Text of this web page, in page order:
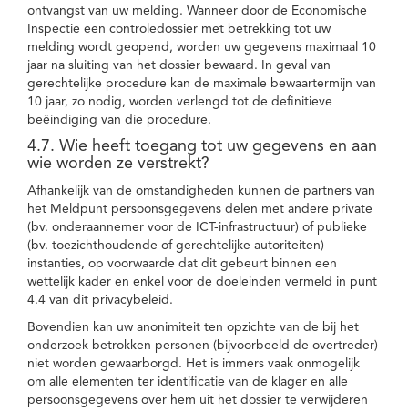
ontvangst van uw melding. Wanneer door de Economische
Inspectie een controledossier met betrekking tot uw
melding wordt geopend, worden uw gegevens maximaal 10
jaar na sluiting van het dossier bewaard. In geval van
gerechtelijke procedure kan de maximale bewaartermijn van
10 jaar, zo nodig, worden verlengd tot de definitieve
beëindiging van die procedure.
4.7. Wie heeft toegang tot uw gegevens en aan
wie worden ze verstrekt?
Afhankelijk van de omstandigheden kunnen de partners van
het Meldpunt persoonsgegevens delen met andere private
(bv. onderaannemer voor de ICT-infrastructuur) of publieke
(bv. toezichthoudende of gerechtelijke autoriteiten)
instanties, op voorwaarde dat dit gebeurt binnen een
wettelijk kader en enkel voor de doeleinden vermeld in punt
4.4 van dit privacybeleid.
Bovendien kan uw anonimiteit ten opzichte van de bij het
onderzoek betrokken personen (bijvoorbeeld de overtreder)
niet worden gewaarborgd. Het is immers vaak onmogelijk
om alle elementen ter identificatie van de klager en alle
persoonsgegevens over hem uit het dossier te verwijderen